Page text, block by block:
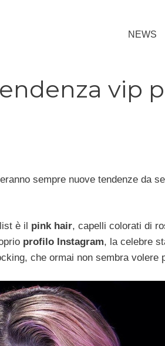
NEWS
vip
sempre nuove tendenze da
è il pink hair, capelli colorati di
profilo Instagram, la celebre
che ormai non sembra volere